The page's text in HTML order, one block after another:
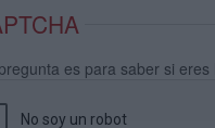
es para saber si